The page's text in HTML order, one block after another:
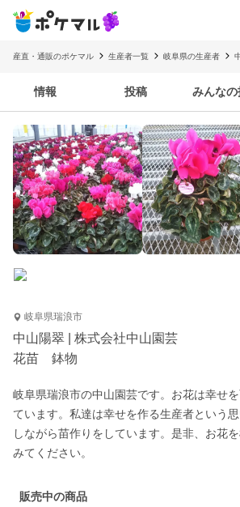
産直・通販のポケマル 生産者一覧 岐阜県の生産者
情報 投稿 みんなの
岐阜県瑞浪市
中山陽翠 | 株式会社中山園芸
花苗 鉢物
岐阜県瑞浪市の中山園芸です。お花は幸せ
ています。私達は幸せを作る生産者という
しながら苗作りをしています。是非、お花
みてください。
販売中の商品